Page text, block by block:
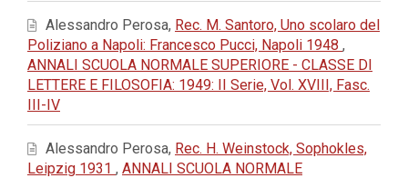
Alessandro Perosa, Rec. M. Santoro, Uno scolaro del
Poliziano a Napoli: Francesco Pucci, Napoli 1948 ,
ANNALI SCUOLA NORMALE SUPERIORE - CLASSE DI
LETTERE E FILOSOFIA: 1949: II Serie, Vol. XVIII, Fasc.
III-IV
Alessandro Perosa, Rec. H. Weinstock, Sophokles,
Leipzig 1931 , ANNALI SCUOLA NORMALE